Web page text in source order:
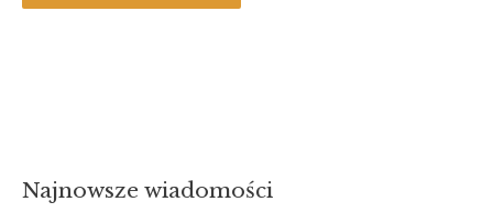
Najnowsze wiadomości